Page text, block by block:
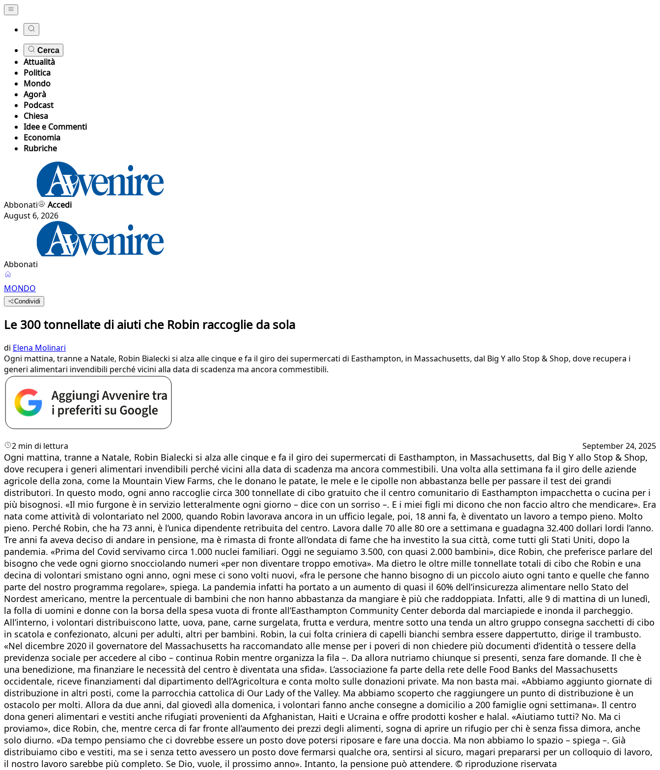
Cerca
Attualità
Politica
Mondo
Agorà
Podcast
Chiesa
Idee e Commenti
Economia
Rubriche
Abbonati
Accedi
August 6, 2026
Abbonati
MONDO
Condividi
Le 300 tonnellate di aiuti che Robin raccoglie da sola
di Elena Molinari
Ogni mattina, tranne a Natale, Robin Bialecki si alza alle cinque e fa il giro dei supermercati di Easthampton, in Massachusetts, dal Big Y allo Stop & Shop, dove recupera i
generi alimentari invendibili perché vicini alla data di scadenza ma ancora commestibili.
2 min di lettura September 24, 2025
Ogni mattina, tranne a Natale, Robin Bialecki si alza alle cinque e fa il giro dei supermercati di Easthampton, in Massachusetts, dal Big Y allo Stop & Shop,
dove recupera i generi alimentari invendibili perché vicini alla data di scadenza ma ancora commestibili. Una volta alla settimana fa il giro delle aziende
agricole della zona, come la Mountain View Farms, che le donano le patate, le mele e le cipolle non abbastanza belle per passare il test dei grandi
distributori. In questo modo, ogni anno raccoglie circa 300 tonnellate di cibo gratuito che il centro comunitario di Easthampton impacchetta o cucina per i
più bisognosi. «Il mio furgone è in servizio letteralmente ogni giorno – dice con un sorriso –. E i miei figli mi dicono che non faccio altro che mendicare». Era
nata come attività di volontariato nel 2000, quando Robin lavorava ancora in un ufficio legale, poi, 18 anni fa, è diventato un lavoro a tempo pieno. Molto
pieno. Perché Robin, che ha 73 anni, è l’unica dipendente retribuita del centro. Lavora dalle 70 alle 80 ore a settimana e guadagna 32.400 dollari lordi l’anno.
Tre anni fa aveva deciso di andare in pensione, ma è rimasta di fronte all’ondata di fame che ha investito la sua città, come tutti gli Stati Uniti, dopo la
pandemia. «Prima del Covid servivamo circa 1.000 nuclei familiari. Oggi ne seguiamo 3.500, con quasi 2.000 bambini», dice Robin, che preferisce parlare del
bisogno che vede ogni giorno snocciolando numeri «per non diventare troppo emotiva». Ma dietro le oltre mille tonnellate totali di cibo che Robin e una
decina di volontari smistano ogni anno, ogni mese ci sono volti nuovi, «fra le persone che hanno bisogno di un piccolo aiuto ogni tanto e quelle che fanno
parte del nostro programma regolare», spiega. La pandemia infatti ha portato a un aumento di quasi il 60% dell’insicurezza alimentare nello Stato del
Nordest americano, mentre la percentuale di bambini che non hanno abbastanza da mangiare è più che raddoppiata. Infatti, alle 9 di mattina di un lunedì,
la folla di uomini e donne con la borsa della spesa vuota di fronte all’Easthampton Community Center deborda dal marciapiede e inonda il parcheggio.
All’interno, i volontari distribuiscono latte, uova, pane, carne surgelata, frutta e verdura, mentre sotto una tenda un altro gruppo consegna sacchetti di cibo
in scatola e confezionato, alcuni per adulti, altri per bambini. Robin, la cui folta criniera di capelli bianchi sembra essere dappertutto, dirige il trambusto.
«Nel dicembre 2020 il governatore del Massachusetts ha raccomandato alle mense per i poveri di non chiedere più documenti d’identità o tessere della
previdenza sociale per accedere al cibo – continua Robin mentre organizza la fila –. Da allora nutriamo chiunque si presenti, senza fare domande. Il che è
una benedizione, ma finanziare le necessità del centro è diventata una sfida». L’associazione fa parte della rete delle Food Banks del Massachusetts
occidentale, riceve finanziamenti dal dipartimento dell’Agricoltura e conta molto sulle donazioni private. Ma non basta mai. «Abbiamo aggiunto giornate di
distribuzione in altri posti, come la parrocchia cattolica di Our Lady of the Valley. Ma abbiamo scoperto che raggiungere un punto di distribuzione è un
ostacolo per molti. Allora da due anni, dal giovedì alla domenica, i volontari fanno anche consegne a domicilio a 200 famiglie ogni settimana». Il centro
dona generi alimentari e vestiti anche rifugiati provenienti da Afghanistan, Haiti e Ucraina e offre prodotti kosher e halal. «Aiutiamo tutti? No. Ma ci
proviamo», dice Robin, che, mentre cerca di far fronte all’aumento dei prezzi degli alimenti, sogna di aprire un rifugio per chi è senza fissa dimora, anche
solo diurno. «Da tempo pensiamo che ci dovrebbe essere un posto dove potersi riposare e fare una doccia. Ma non abbiamo lo spazio – spiega –. Già
distribuiamo cibo e vestiti, ma se i senza tetto avessero un posto dove fermarsi qualche ora, sentirsi al sicuro, magari prepararsi per un colloquio di lavoro,
il nostro lavoro sarebbe più completo. Se Dio, vuole, il prossimo anno». Intanto, la pensione può attendere. © riproduzione riservata